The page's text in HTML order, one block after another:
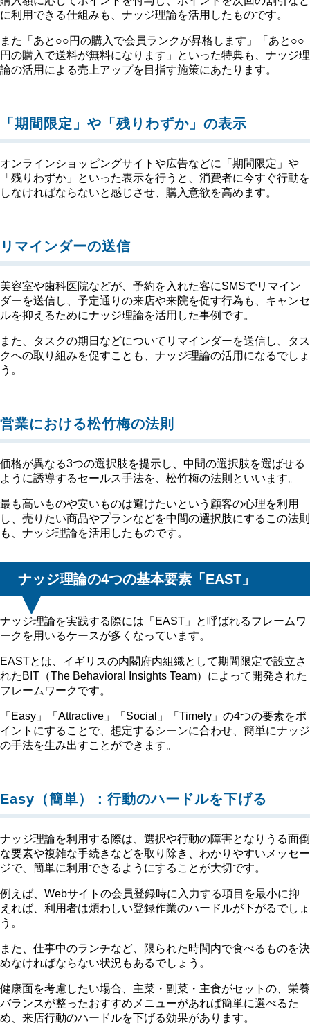
に利用できる仕組みも、ナッジ理論を活用したものです。
また「あと○○円の購入で会員ランクが昇格します」「あと○○
円の購入で送料が無料になります」といった特典も、ナッジ理
論の活用による売上アップを目指す施策にあたります。
「期間限定」や「残りわずか」の表示
オンラインショッピングサイトや広告などに「期間限定」や
「残りわずか」といった表示を行うと、消費者に今すぐ行動を
しなければならないと感じさせ、購入意欲を高めます。
リマインダーの送信
美容室や歯科医院などが、予約を入れた客にSMSでリマイン
ダーを送信し、予定通りの来店や来院を促す行為も、キャンセ
ルを抑えるためにナッジ理論を活用した事例です。
また、タスクの期日などについてリマインダーを送信し、タス
クへの取り組みを促すことも、ナッジ理論の活用になるでしょ
う。
営業における松竹梅の法則
価格が異なる3つの選択肢を提示し、中間の選択肢を選ばせる
ように誘導するセールス手法を、松竹梅の法則といいます。
最も高いものや安いものは避けたいという顧客の心理を利用
し、売りたい商品やプランなどを中間の選択肢にするこの法則
も、ナッジ理論を活用したものです。
ナッジ理論の4つの基本要素「EAST」
ナッジ理論を実践する際には「EAST」と呼ばれるフレームワ
ークを用いるケースが多くなっています。
EASTとは、イギリスの内閣府内組織として期間限定で設立さ
れたBIT（The Behavioral Insights Team）によって開発された
フレームワークです。
「Easy」「Attractive」「Social」「Timely」の4つの要素をポ
イントにすることで、想定するシーンに合わせ、簡単にナッジ
の手法を生み出すことができます。
Easy（簡単）：行動のハードルを下げる
ナッジ理論を利用する際は、選択や行動の障害となりうる面倒
な要素や複雑な手続きなどを取り除き、わかりやすいメッセー
ジで、簡単に利用できるようにすることが大切です。
例えば、Webサイトの会員登録時に入力する項目を最小に抑
えれば、利用者は煩わしい登録作業のハードルが下がるでしょ
う。
また、仕事中のランチなど、限られた時間内で食べるものを決
めなければならない状況もあるでしょう。
健康面を考慮したい場合、主菜・副菜・主食がセットの、栄養
バランスが整ったおすすめメニューがあれば簡単に選べるた
め、来店行動のハードルを下げる効果があります。